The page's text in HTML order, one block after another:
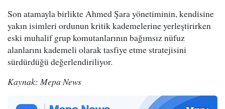
Son atamayla birlikte Ahmed Şara yönetiminin, kendisine
yakın isimleri ordunun kritik kademelerine yerleştirirken
eski muhalif grup komutanlarının bağımsız nüfuz
alanlarını kademeli olarak tasfiye etme stratejisini
sürdürdüğü değerlendiriliyor.
Kaynak: Mepa News